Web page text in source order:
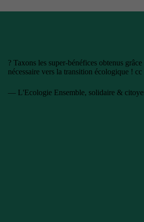
? Taxons les super-bénéfices obtenus
nécessaire vers la transition écologique ! cc
— L'Ecologie Ensemble, solidaire &